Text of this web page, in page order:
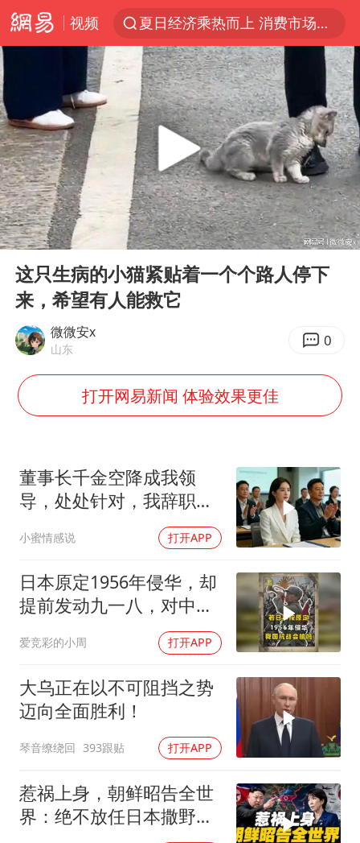
视频
夏日经济乘热而上 消费市场向新而行
《披荆斩棘2026》阵容官宣
于东来回应胖东来近25年老店年底关闭
哈马斯称坚持加沙停火协议路线图
白海豚对华东华北影响会大于巴威
独闯南太行的失联女生最后轨迹已确认
刘嘉玲晒与周星驰合照
浙江近300条预警生效中 今夜大部暴雨
香港刷新1884年以来最高气温纪录
上海全力守护市民“菜篮子”
国足U17与阿森纳决赛取消 并列冠军
以军士兵把枪口对准中国记者
猫咪过火把节被抹成黑猫
BLG经理辟谣Bin离队
总书记点赞的非遗苗绣焕发新生机
Play
00:00 11:56
这只生病的小猫紧贴着一个个路人停下
来，希望有人能救它
微微安x
山东 0
打开网易新闻 体验效果更佳
董事长千金空降成我领
导，处处针对，我辞职
后，3个月公司损失数亿
小蜜情感说 打开APP
日本原定1956年侵华，却
提前发动九一八，对中国
爱竞彩的小周 打开APP
大乌正在以不可阻挡之势
迈向全面胜利！
琴音缭绕回 393跟贴 打开APP
惹祸上身，朝鲜昭告全世
界：绝不放任日本撒野！